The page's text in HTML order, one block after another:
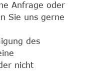
Anfrage oder
Sie uns gerne
des
nicht